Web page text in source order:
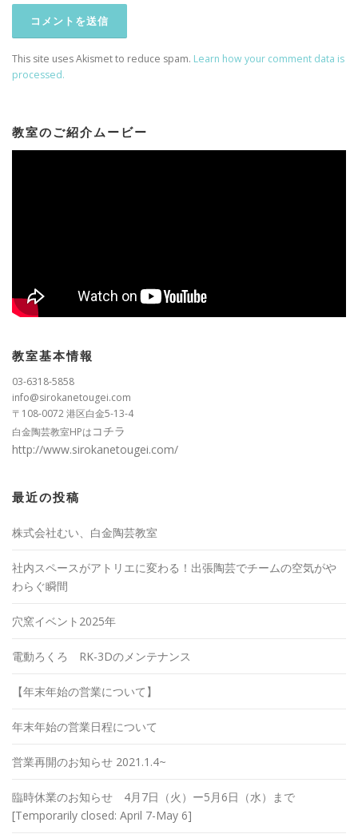
This site uses Akismet to reduce spam. Learn how your comment data is
processed.
教室のご紹介ムービー
教室基本情報
03-6318-5858
info@sirokanetougei.com
〒108-0072 港区白金5-13-4
白金陶芸教室HPはコチラ
http://www.sirokanetougei.com/
最近の投稿
株式会社むい、白金陶芸教室
社内スペースがアトリエに変わる！出張陶芸でチームの空気がや
わらぐ瞬間
穴窯イベント2025年
電動ろくろ RK-3Dのメンテナンス
【年末年始の営業について】
年末年始の営業日程について
営業再開のお知らせ 2021.1.4~
臨時休業のお知らせ 4月7日（火）ー5月6日（水）まで
[Temporarily closed: April 7-May 6]